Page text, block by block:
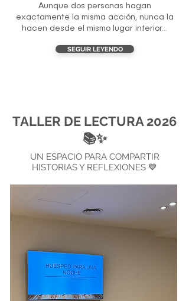
Aunque dos personas hagan
exactamente la misma acción, nunca la
hacen desde el mismo lugar interior...
SEGUIR LEYENDO
TALLER DE LECTURA 2026
📚✨
UN ESPACIO PARA COMPARTIR
HISTORIAS Y REFLEXIONES 💙